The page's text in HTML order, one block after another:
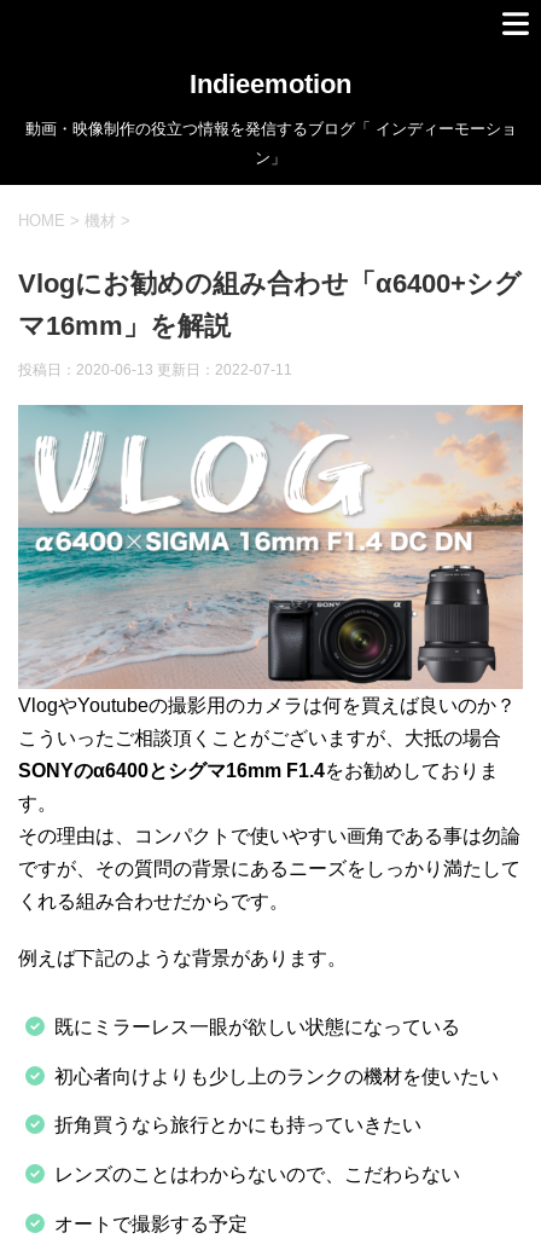
Indieemotion
動画・映像制作の役立つ情報を発信するブログ「 インディーモーショ
ン」
HOME > 機材 >
Vlogにお勧めの組み合わせ「α6400+シグ
マ16mm」を解説
投稿日：2020-06-13 更新日： 2022-07-11
VlogやYoutubeの撮影用のカメラは何を買えば良いのか？
こういったご相談頂くことがございますが、大抵の場合
SONYのα6400とシグマ16mm F1.4をお勧めしておりま
す。
その理由は、コンパクトで使いやすい画角である事は勿論
ですが、その質問の背景にあるニーズをしっかり満たして
くれる組み合わせだからです。
例えば下記のような背景があります。
既にミラーレス一眼が欲しい状態になっている
初心者向けよりも少し上のランクの機材を使いたい
折角買うなら旅行とかにも持っていきたい
レンズのことはわからないので、こだわらない
オートで撮影する予定